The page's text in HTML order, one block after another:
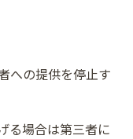
への提供を停止す
る場合は第三者に